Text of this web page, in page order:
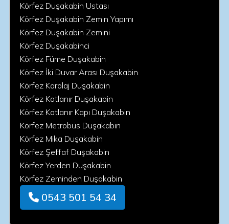
Körfez Duşakabin Ustası
Körfez Duşakabin Zemin Yapımı
Körfez Duşakabin Zemini
Körfez Duşakabinci
Körfez Füme Duşakabin
Körfez İki Duvar Arası Duşakabin
Körfez Karolaj Duşakabin
Körfez Katlanır Duşakabin
Körfez Katlanır Kapı Duşakabin
Körfez Metrobüs Duşakabin
Körfez Mika Duşakabin
Körfez Şeffaf Duşakabin
Körfez Yerden Duşakabin
Körfez Zeminden Duşakabin
0543 501 54 34